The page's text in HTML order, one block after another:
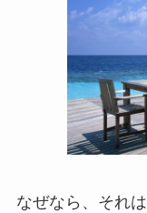
なぜなら、それ